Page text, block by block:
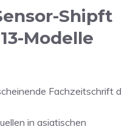
Shipft
Modelle
Fachzeitschrift d
in asiatischen